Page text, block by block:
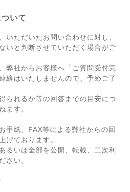
いて
いただいたお問い合わせに対し、
いと判断させていただく場合がご
弊社からお客様へ「ご質問受付完
絡はいたしませんので、予めご了
られるか等の回答までの目安につ
ます。
手紙、FAX等による弊社からの回
げております。
るいは全部を公開、転載、二次利
さい。